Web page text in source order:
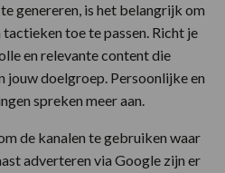
te genereren, is het belangrijk om
toe te passen. Richt je
en relevante content die
jouw doelgroep. Persoonlijke en
spreken meer aan.
de kanalen te gebruiken waar
adverteren via Google zijn er